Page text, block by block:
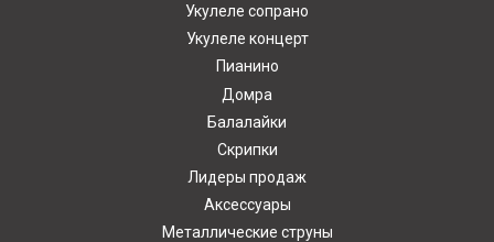
Укулеле сопрано
Укулеле концерт
Пианино
Домра
Балалайки
Скрипки
Лидеры продаж
Аксессуары
Металлические струны